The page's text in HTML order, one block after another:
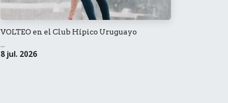
VOLTEO en el Club Hípico Uruguayo
...
8 jul. 2026